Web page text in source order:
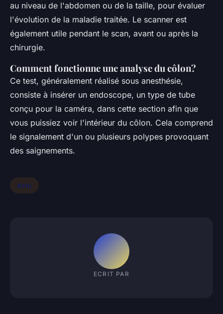
au niveau de l'abdomen ou de la taille, pour évaluer
l'évolution de la maladie traitée. Le scanner est
également utile pendant le scan, avant ou après la
chirurgie.
Comment fonctionne une analyse du côlon?
Ce test, généralement réalisé sous anesthésie,
consiste à insérer un endoscope, un type de tube
conçu pour la caméra, dans cette section afin que
vous puissiez voir l'intérieur du côlon. Cela comprend
le signalement d'un ou plusieurs polypes provoquant
des saignements.
Actu
ECRIT PAR